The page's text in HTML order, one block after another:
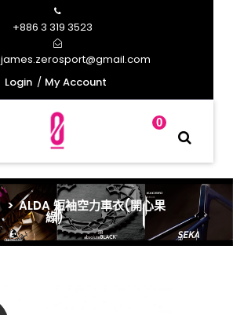
+886 3 319 3523
james.zerosport@gmail.com
Login
My Account
0
>ALDA 短袖空力車衣(開心果
綠)